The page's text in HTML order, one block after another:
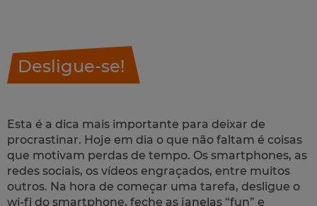
Desligue-se!
Esta é a dica mais importante para deixar de
procrastinar. Hoje em dia o que não faltam é coisas
que motivam perdas de tempo. Os smartphones, as
redes sociais, os vídeos engraçados, entre muitos
outros. Na hora de começar uma tarefa, desligue o
wi-fi do smartphone, feche as janelas “fun” e